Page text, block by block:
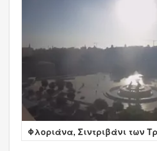
Φλοριάνα, Σιντριβάνι των